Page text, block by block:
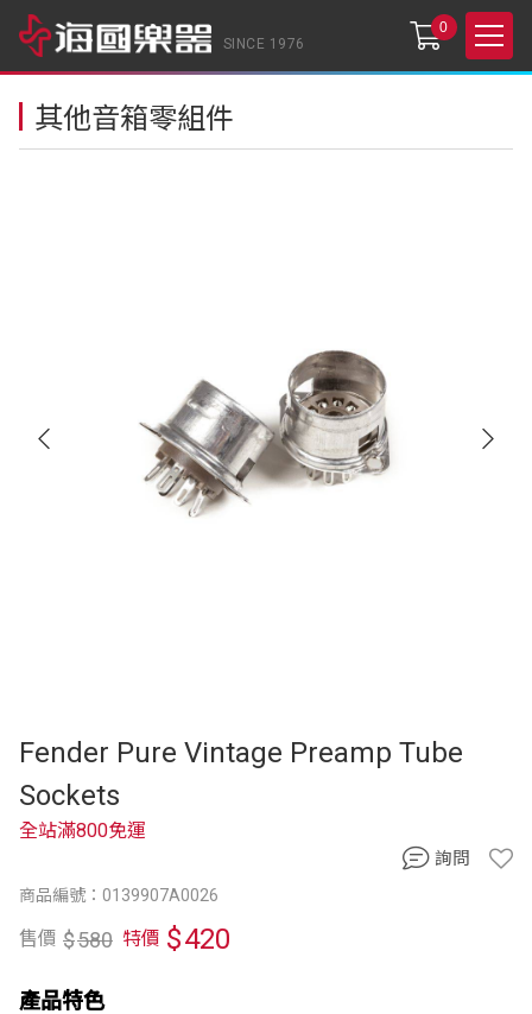
SINCE 1976
0
其他音箱零組件
Fender Pure Vintage Preamp Tube
Sockets
商品編號：0139907A0026
全站滿800免運
售價 $580 特價 $420
產品特色
詢問